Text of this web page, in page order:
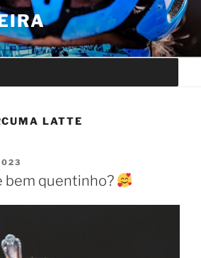
LATTE
bem quentinho?